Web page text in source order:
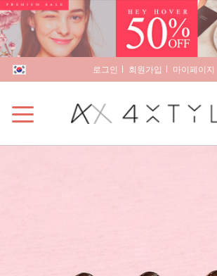
로그인 회원가입 마이페이지